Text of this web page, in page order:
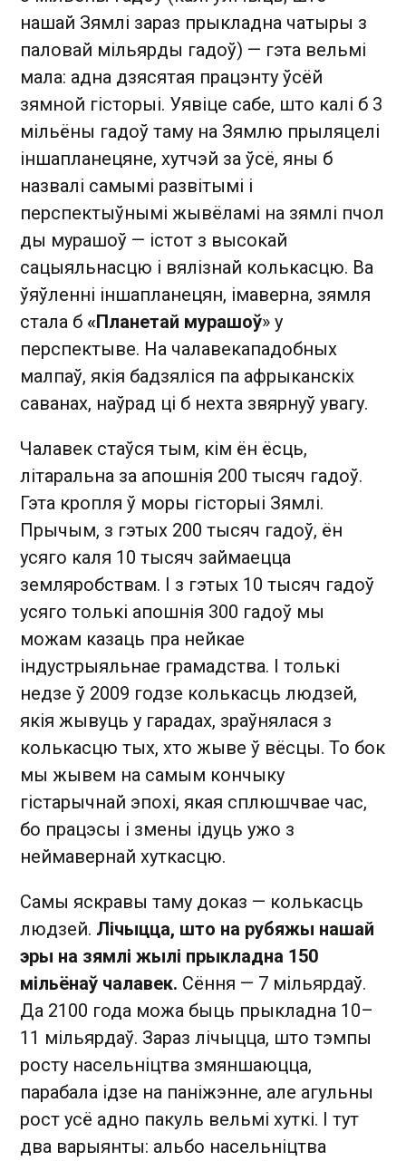
нашай Зямлі зараз прыкладна чатыры з
паловай мільярды гадоў) — гэта вельмі
мала: адна дзясятая працэнту ўсёй
зямной гісторыі. Уявіце сабе, што калі б 3
мільёны гадоў таму на Зямлю прыляцелі
іншапланецяне, хутчэй за ўсё, яны б
назвалі самымі развітымі і
перспектыўнымі жывёламі на зямлі пчол
ды мурашоў — істот з высокай
сацыяльнасцю і вялізнай колькасцю. Ва
ўяўленні іншапланецян, імаверна, зямля
стала б «Планетай мурашоў» у
перспектыве. На чалавекападобных
малпаў, якія бадзяліся па афрыканскіх
саванах, наўрад ці б нехта звярнуў увагу.
Чалавек стаўся тым, кім ён ёсць,
літаральна за апошнія 200 тысяч гадоў.
Гэта кропля ў моры гісторыі Зямлі.
Прычым, з гэтых 200 тысяч гадоў, ён
усяго каля 10 тысяч займаецца
земляробствам. І з гэтых 10 тысяч гадоў
усяго толькі апошнія 300 гадоў мы
можам казаць пра нейкае
індустрыяльнае грамадства. І толькі
недзе ў 2009 годзе колькасць людзей,
якія жывуць у гарадах, зраўнялася з
колькасцю тых, хто жыве ў вёсцы. То бок
мы жывем на самым кончыку
гістарычнай эпохі, якая сплюшчвае час,
бо працэсы і змены ідуць ужо з
неймавернай хуткасцю.
Самы яскравы таму доказ — колькасць
людзей. Лічыцца, што на рубяжы нашай
эры на зямлі жылі прыкладна 150
мільёнаў чалавек. Сёння — 7 мільярдаў.
Да 2100 года можа быць прыкладна 10–
11 мільярдаў. Зараз лічыцца, што тэмпы
росту насельніцтва змяншаюцца,
парабала ідзе на паніжэнне, але агульны
рост усё адно пакуль вельмі хуткі. І тут
два варыянты: альбо насельніцтва